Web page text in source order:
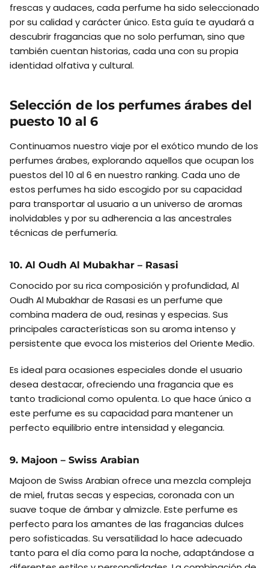
frescas y audaces, cada perfume ha sido seleccionado
por su calidad y carácter único. Esta guía te ayudará a
descubrir fragancias que no solo perfuman, sino que
también cuentan historias, cada una con su propia
identidad olfativa y cultural.
Selección de los perfumes árabes del
puesto 10 al 6
Continuamos nuestro viaje por el exótico mundo de los
perfumes árabes, explorando aquellos que ocupan los
puestos del 10 al 6 en nuestro ranking. Cada uno de
estos perfumes ha sido escogido por su capacidad
para transportar al usuario a un universo de aromas
inolvidables y por su adherencia a las ancestrales
técnicas de perfumería.
10. Al Oudh Al Mubakhar – Rasasi
Conocido por su rica composición y profundidad, Al
Oudh Al Mubakhar de Rasasi es un perfume que
combina madera de oud, resinas y especias. Sus
principales características son su aroma intenso y
persistente que evoca los misterios del Oriente Medio.
Es ideal para ocasiones especiales donde el usuario
desea destacar, ofreciendo una fragancia que es
tanto tradicional como opulenta. Lo que hace único a
este perfume es su capacidad para mantener un
perfecto equilibrio entre intensidad y elegancia.
9. Majoon – Swiss Arabian
Majoon de Swiss Arabian ofrece una mezcla compleja
de miel, frutas secas y especias, coronada con un
suave toque de ámbar y almizcle. Este perfume es
perfecto para los amantes de las fragancias dulces
pero sofisticadas. Su versatilidad lo hace adecuado
tanto para el día como para la noche, adaptándose a